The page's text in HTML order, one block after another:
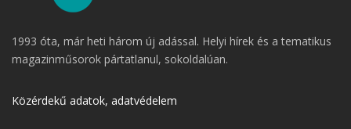
1993 óta, már heti három új adással. Helyi hírek és a tematikus
magazinműsorok pártatlanul, sokoldalúan.
Közérdekű adatok, adatvédelem